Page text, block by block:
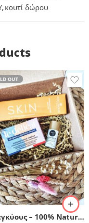
, κουτί δώρου
OUT
Για εγκύους – 100% Natural Eco Gift Box